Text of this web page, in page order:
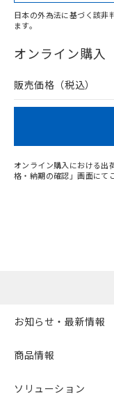
在庫等で未対応品
問い合わせください
日本の外為法に基づく該非
ます。
オンライン購入
販売価格（税込）
オンライン購入における出
格・納期の確認」画面にて
お知らせ・最新情報
商品情報
ソリューション